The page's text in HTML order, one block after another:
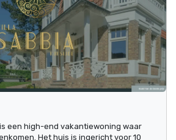
een high-end vakantiewoning waar
Het huis is ingericht voor 10